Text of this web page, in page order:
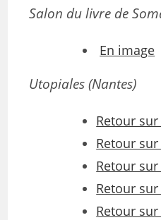
Salon du livre de
En image
Utopiales (Nantes)
Retour
Retour
Retour
Retour
Retour